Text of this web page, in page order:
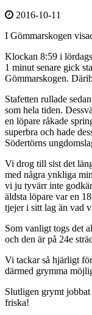
2016-10-11
I Gömmarskogen
Klockan 8:59 i
1 minut senare gick
Gömmarskogen.
Stafetten rullade
som hela tiden.
en löpare råkade
superbra och hade
Södertörns
Vi drog till sist det
med några ynkliga
vi ju tyvärr inte
äldsta löpare var en
tjejer i sitt lag än vad
Som vanligt togs det
och den är på 24e
Vi tackar så hjärligt
därmed grymma
Slutligen grymt
friska!